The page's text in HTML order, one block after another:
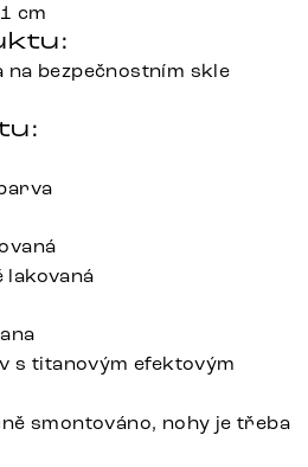
cm
na bezpečnostním skle
lakovaná
s titanovým efektovým
smontováno, nohy je třeba